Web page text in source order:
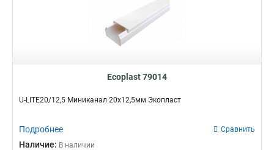
Ecoplast 79014
U-LITE20/12,5 Миниканал 20х12,5мм Экопласт
Подробнее Сравнить
Наличие: В наличии